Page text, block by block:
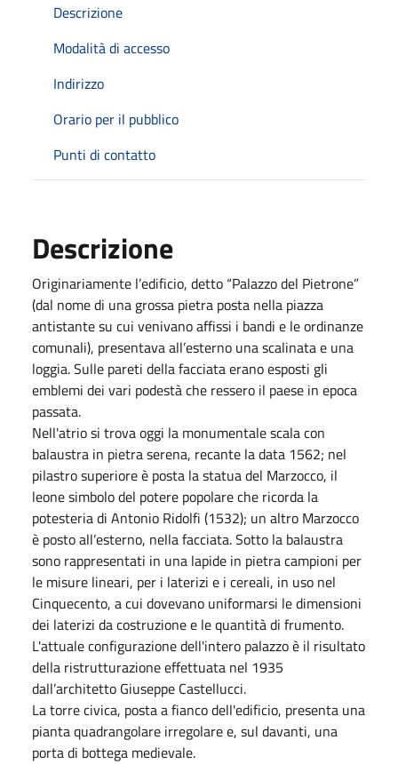
Descrizione
Modalità di accesso
Indirizzo
Orario per il pubblico
Punti di contatto
Descrizione
Originariamente l’edificio, detto “Palazzo del Pietrone”
(dal nome di una grossa pietra posta nella piazza
antistante su cui venivano affissi i bandi e le ordinanze
comunali), presentava all’esterno una scalinata e una
loggia. Sulle pareti della facciata erano esposti gli
emblemi dei vari podestà che ressero il paese in epoca
passata.
Nell'atrio si trova oggi la monumentale scala con
balaustra in pietra serena, recante la data 1562; nel
pilastro superiore è posta la statua del Marzocco, il
leone simbolo del potere popolare che ricorda la
potesteria di Antonio Ridolfi (1532); un altro Marzocco
è posto all’esterno, nella facciata. Sotto la balaustra
sono rappresentati in una lapide in pietra campioni per
le misure lineari, per i laterizi e i cereali, in uso nel
Cinquecento, a cui dovevano uniformarsi le dimensioni
dei laterizi da costruzione e le quantità di frumento.
L'attuale configurazione dell'intero palazzo è il risultato
della ristrutturazione effettuata nel 1935
dall’architetto Giuseppe Castellucci.
La torre civica, posta a fianco dell'edificio, presenta una
pianta quadrangolare irregolare e, sul davanti, una
porta di bottega medievale.